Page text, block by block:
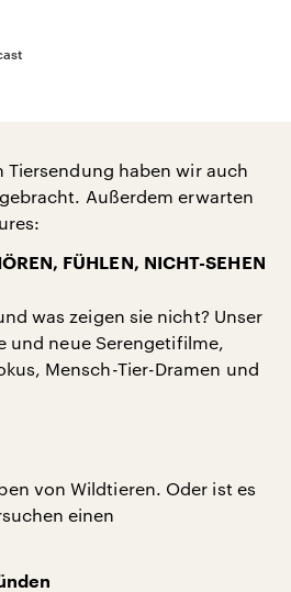
Tiersendung haben wir auch
Außerdem erwarten
FÜHLEN, NICHT-SEHEN
was zeigen sie nicht? Unser
und neue Serengetifilme,
Mensch-Tier-Dramen und
von Wildtieren. Oder ist es
einen